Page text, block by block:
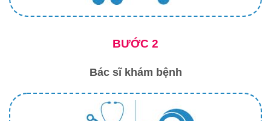
BƯỚC 2
Bác sĩ khám bệnh